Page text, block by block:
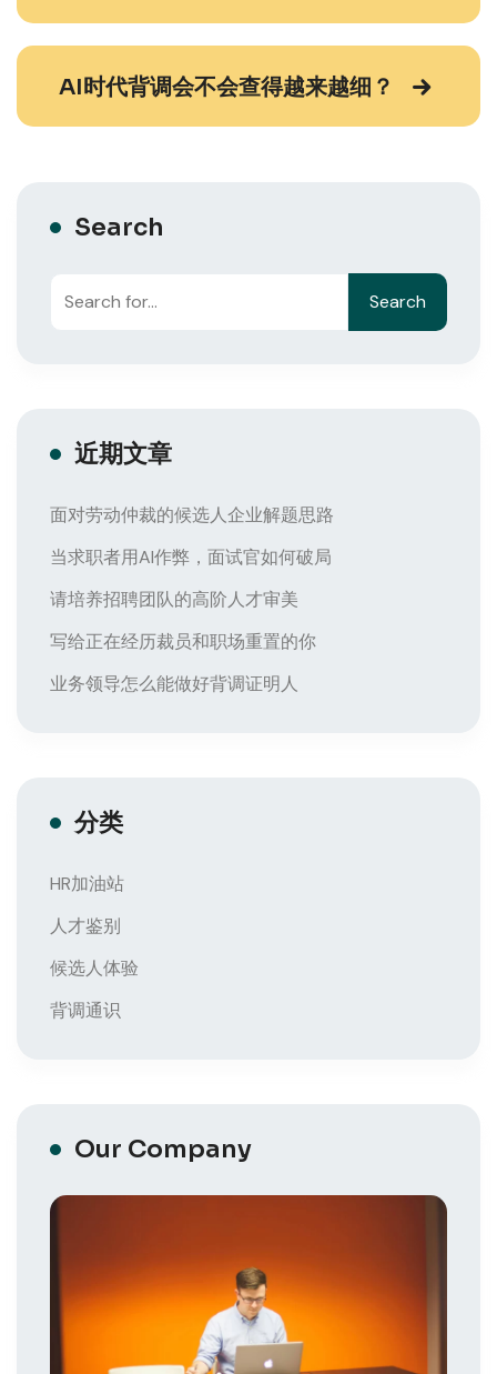
AI时代背调会不会查得越来越细？
Search
Search
近期文章
面对劳动仲裁的候选人企业解题思路
当求职者用AI作弊，面试官如何破局
请培养招聘团队的高阶人才审美
写给正在经历裁员和职场重置的你
业务领导怎么能做好背调证明人
分类
HR加油站
人才鉴别
候选人体验
背调通识
Our Company